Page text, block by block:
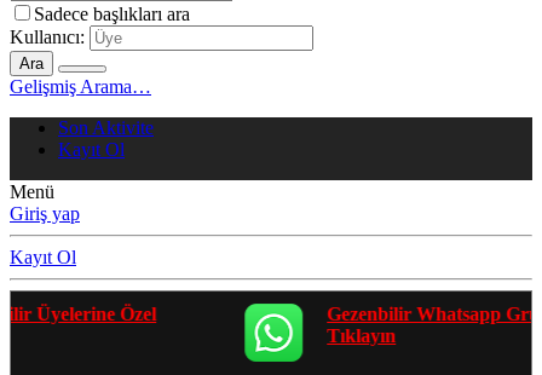
Sadece başlıkları ara
Kullanıcı:
Ara
Gelişmiş Arama…
Son Aktivite
Kayıt Ol
Menü
Giriş yap
Kayıt Ol
Gezenbilir Whatsapp Grupları'na Katılmak İçin